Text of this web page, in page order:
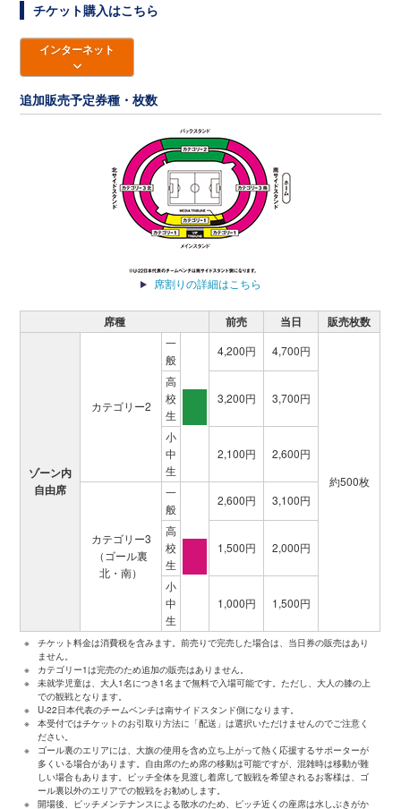
チケット購入はこちら
インターネット
追加販売予定券種・枚数
席割りの詳細はこちら
席種 前売 当日 販売枚数
ゾーン内
自由席
カテゴリー2
一
般
4,200円 4,700円
約500枚
高
校
生
3,200円 3,700円
小
中
生
2,100円 2,600円
カテゴリー3
（ゴール裏
北・南）
一
般
2,600円
3,100円
高
校
生
1,500円 2,000円
小
中
生
1,000円 1,500円
※
チケット料金は消費税を含みます。前売りで完売した場合は、当日券の販売はあり
ません。
※
カテゴリー1は完売のため追加の販売はありません。
※
未就学児童は、大人1名につき1名まで無料で入場可能です。ただし、大人の膝の上
での観戦となります。
※
U-22日本代表のチームベンチは南サイドスタンド側になります。
※
本受付ではチケットのお引取り方法に「配送」は選択いただけませんのでご注意く
ださい。
※
ゴール裏のエリアには、大旗の使用を含め立ち上がって熱く応援するサポーターが
多くいる場合があります。自由席のため席の移動は可能ですが、混雑時は移動が難
しい場合もあります。ピッチ全体を見渡し着席して観戦を希望されるお客様は、ゴ
ール裏以外のエリアでの観戦をお勧めします。
※
開場後、ピッチメンテナンスによる散水のため、ピッチ近くの座席は水しぶきがか